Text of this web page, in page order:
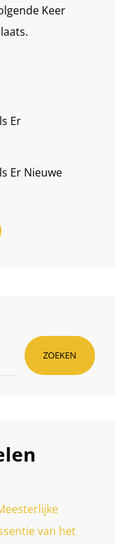
Keer
Er
Er Nieuwe
ZOEKEN
van het